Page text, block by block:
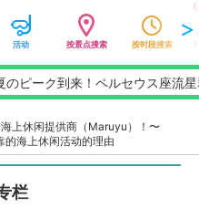
活动 按景点搜索 按时段搜索
！ペルセウス座流星群観測チ
上休闲提供商（Maruyu）！〜
的海上休闲活动的理由
栏